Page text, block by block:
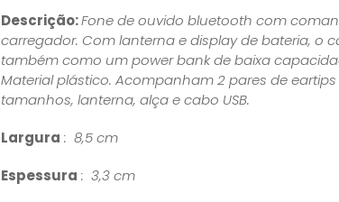
Descrição:Fone de ouvido bluetooth com
carregador. Com lanterna e display de bateria, o
também como um power bank de baixa
Material plástico. Acompanham 2 pares de
tamanhos, lanterna, alça e cabo USB.
Largura : 8,5 cm
Espessura : 3,3 cm